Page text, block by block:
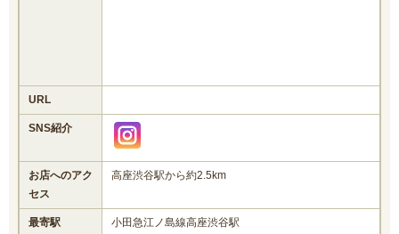
URL
SNS紹介
お店へのアク
セス
高座渋谷駅から約2.5km
最寄駅 小田急江ノ島線高座渋谷駅